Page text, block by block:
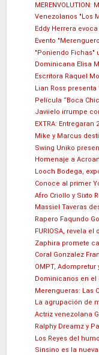
Venezolanos "Los
Eddy Herrera
Evento
"Poniendo Fichas"
Dominicana Elisa
Escritora Raquel
Lian Ross
Película “Boca
Javiielo irrumpe
EXTRA:
Mike y Marcus
Swing Uniko
Homenaje a
Looch Bodega,
Conoce al primer
Afro Criollo y Sixto
Massiel Taveras
Rapero Faqundo
FURIOSA, revela
Zaphira promete
Coral Gonzalez
OMPT,
Dominicanos en el
Merengueras: Las
La agrupación de
Actriz venezolana
Ralphy Dreamz y
Los Reyes del
Sinsino es la